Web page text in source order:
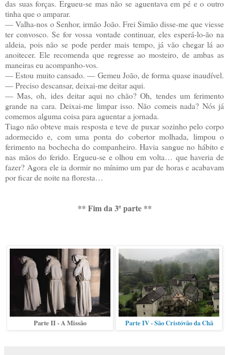
das suas forças. Ergueu-se mas não se aguentava em pé e o outro
tinha que o amparar.
— Valha-nos o Senhor, irmão João. Frei Simão disse-me que viesse
ter convosco. Se for vossa vontade continuar, eles esperá-lo-ão na
aldeia, pois não se pode perder mais tempo, já vão chegar lá ao
anoitecer. Ele recomenda que regresse ao mosteiro, de ambas as
maneiras eu acompanho-vos.
— Estou muito cansado. — Gemeu João, de forma quase inaudível.
— Preciso descansar, deixai-me deitar aqui.
— Mas, oh, ides deitar aqui no chão? Oh, tendes um ferimento
grande na cara. Deixai-me limpar isso. Não comeis nada? Nós já
comemos alguma coisa para aguentar a jornada.
Tiago não obteve mais resposta e teve de puxar sozinho pelo corpo
adormecido e, com uma ponta do cobertor molhada, limpou o
ferimento na bochecha do companheiro. Havia sangue no hábito e
nas mãos do ferido. Ergueu-se e olhou em volta… que haveria de
fazer? Agora ele ia dormir no mínimo um par de horas e acabavam
por ficar de noite na floresta…
** Fim da 3ª parte **
Parte II - A Missão Parte IV - São Cristóvão da Chã